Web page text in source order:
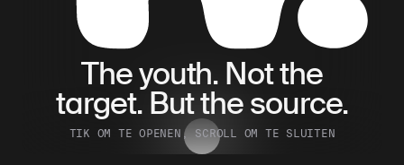
Hear The Youth. Onderzoek,
The youth. Not the
target. But the source.
TIK OM TE OPENEN, SCROLL OM TE SLUITEN